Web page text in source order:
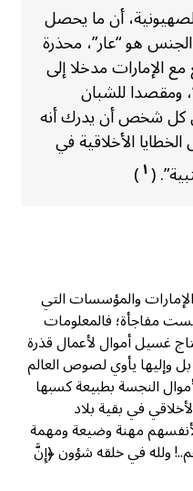
أن ما يحصل
هو “عار”، محذرة
الإمارات مدخلا إلى
ومقصدا للشبان
كل شخص أن يدرك أنه
الأخلاقية في
(١)
والمؤسسات التي
مفاجأة؛ فالمعلومات
غسيل أموال لأعمال قذرة
وإليها يأوي لصوص العالم
النجسة بطبيعة كسبها
في بقية بلاد
مهنة وضيعة ومهمة
ولله في خلقه شؤون ﴿إِنَّ